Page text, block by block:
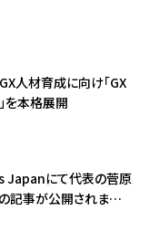
人材育成に向け「GX
を本格展開
にて代表の菅原
記事が公開されました